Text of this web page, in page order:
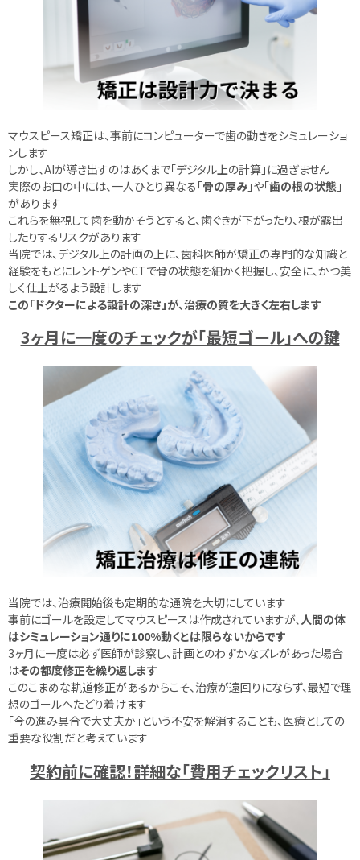
マウスピース矯正は、事前にコンピューターで歯の動きをシミュレーショ
ンします
しかし、AIが導き出すのはあくまで「デジタル上の計算」に過ぎません
実際のお口の中には、一人ひとり異なる「骨の厚み 」や「歯の根の状態 」
があります
これらを無視して歯を動かそうとすると、歯ぐきが下がったり、根が露出
したりするリスクがあります
当院では、デジタル上の計画の上に、歯科医師が矯正の専門的な知識と
経験をもとにレントゲンやCTで骨の状態を細かく把握し、安全に、かつ美
しく仕上がるよう設計します
この「ドクターによる設計の深さ」が、治療の質を大きく左右します
3ヶ月に一度のチェックが「最短ゴール」への鍵
当院では、治療開始後も定期的な通院を大切にしています
事前にゴールを設定してマウスピースは作成されていますが、人間の体
はシミュレーション通りに100%動くとは限らないからです
3ヶ月に一度は必ず医師が診察し、計画とのわずかなズレがあった場合
はその都度修正を繰り返します
このこまめな軌道修正があるからこそ、治療が遠回りにならず、最短で理
想のゴールへたどり着けます
「今の進み具合で大丈夫か」という不安を解消することも、医療としての
重要な役割だと考えています
契約前に確認！詳細な「費用チェックリスト」